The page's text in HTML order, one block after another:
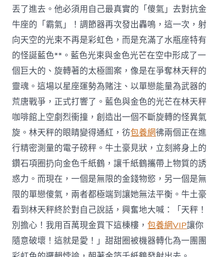
丟了進去。他必須用自己最真實的「傻氣」去對抗金
牛座的「霸氣」！調節器再次發出轟鳴，這一次，射
向天空的光束不再是彩虹色，而是充滿了水瓶座特有
的怪誕藍色**。藍色光束與金色光芒在空中形成了一
個巨大的、旋轉著的太極圖案，像是在爭奪林天秤的
靈魂。這場以星座運勢為賭注、以單戀能量為武器的
荒唐戰爭，正式打響了。藍色與金色的光芒在林天秤
咖啡館上空劇烈衝撞，創造出一個不斷旋轉的怪異氣
旋。林天秤的眼睛變得通紅，彷包養網彿兩個正在進
行精密測量的電子磅秤。牛土豪見狀，立刻將身上的
鑽石項圈扔向金色千紙鶴，讓千紙鶴攜帶上物質的誘
惑力。而現在，一個是無限的金錢物慾，另一個是無
限的單戀傻氣，兩者都極端到讓她無法平衡。牛土豪
看到林天秤終於對自己說話，興奮地大喊：「天秤！
別擔心！我用百萬現金買下這棟樓，包養網VIP讓你
隨意破壞！這就是愛！」甜甜圈被機器轉化為一團團